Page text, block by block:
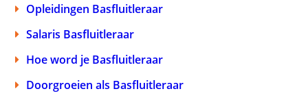
Opleidingen Basfluitleraar
Salaris Basfluitleraar
Hoe word je Basfluitleraar
Doorgroeien als Basfluitleraar